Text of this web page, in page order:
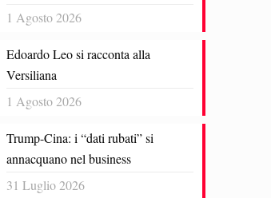
1 Agosto 2026
Edoardo Leo si racconta alla
Versiliana
1 Agosto 2026
Trump-Cina: i “dati rubati” si
annacquano nel business
31 Luglio 2026